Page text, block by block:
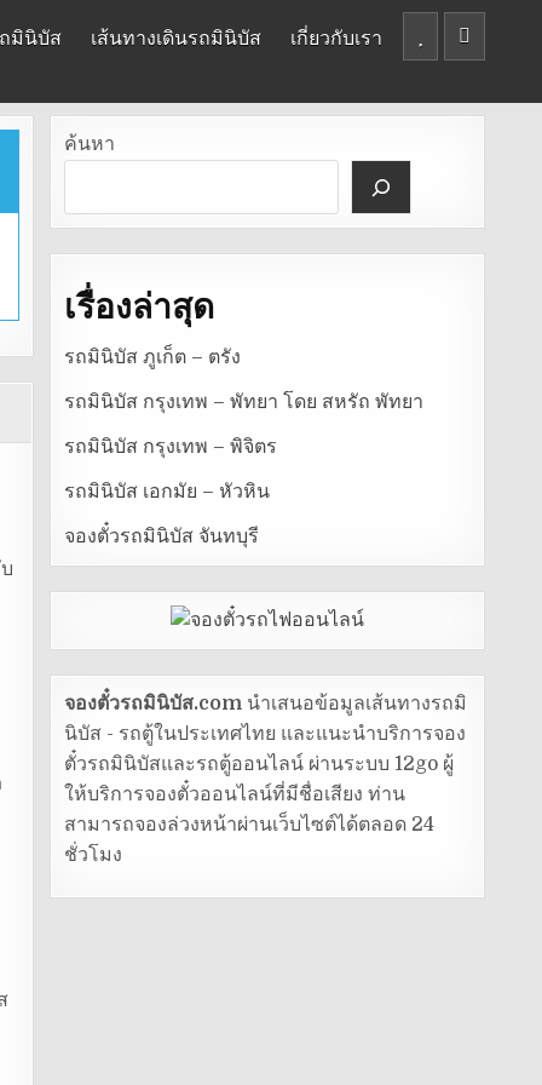
มินิบัส เส้นทางเดินรถมินิบัส เกี่ยวกับเรา
ค้นหา
เรื่องล่าสุด
รถมินิบัส ภูเก็ต – ตรัง
รถมินิบัส กรุงเทพ – พัทยา โดย สหรัถ พัทยา
รถมินิบัส กรุงเทพ – พิจิตร
รถมินิบัส เอกมัย – หัวหิน
จองตั๋วรถมินิบัส จันทบุรี
จองตั๋วรถมินิบัส.comนำเสนอข้อมูลเส้นทางรถมิ
นิบัส - รถตู้ในประเทศไทย และแนะนำบริการจอง
ตั๋วรถมินิบัสและรถตู้ออนไลน์ ผ่านระบบ 12go ผู้
ให้บริการจองตั๋วออนไลน์ที่มีชื่อเสียง ท่าน
สามารถจองล่วงหน้าผ่านเว็บไซต์ได้ตลอด 24
ชั่วโมง